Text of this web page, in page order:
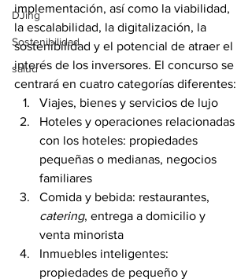
DJing
Sostenibilidad
salud
implementación, así como la viabilidad,
la escalabilidad, la digitalización, la
sostenibilidad y el potencial de atraer el
interés de los inversores. El concurso se
centrará en cuatro categorías diferentes:
Viajes, bienes y servicios de lujo
Hoteles y operaciones relacionadas
con los hoteles: propiedades
pequeñas o medianas, negocios
familiares
Comida y bebida: restaurantes,
catering, entrega a domicilio y
venta minorista
Inmuebles inteligentes:
propiedades de pequeño y